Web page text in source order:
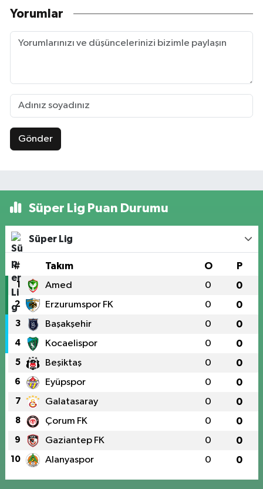
Yorumlar
Gönder
Süper Lig Puan Durumu
Süper Lig
# Takım O P
1 Amed 0 0
2 Erzurumspor FK 0 0
3 Başakşehir 0 0
4 Kocaelispor 0 0
5 Beşiktaş 0 0
6 Eyüpspor 0 0
7 Galatasaray 0 0
8 Çorum FK 0 0
9 Gaziantep FK 0 0
10 Alanyaspor 0 0